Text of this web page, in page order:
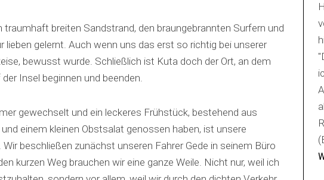
breiten Sandstrand, den braungebrannten Surfern und
lieben gelernt. Auch wenn uns das erst so richtig bei unserer
bewusst wurde. Schließlich ist Kuta doch der Ort, an dem
Insel beginnen und beenden.
gewechselt und ein leckeres Frühstück, bestehend aus
einem kleinen Obstsalat genossen haben, ist unsere
beschließen zunächst unseren Fahrer Gede in seinem Büro
kurzen Weg brauchen wir eine ganze Weile. Nicht nur, weil ich